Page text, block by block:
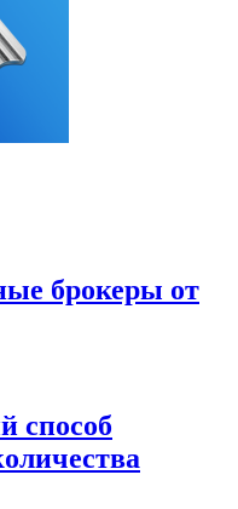
брокеры от
способ